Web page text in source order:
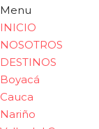
Menu
INICIO
NOSOTROS
DESTINOS
Boyacá
Cauca
Nariño